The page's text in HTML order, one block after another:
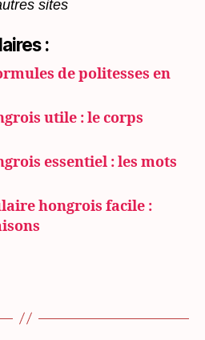
sites
:
de politesses en
utile : le corps
essentiel : les mots
hongrois facile :